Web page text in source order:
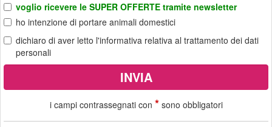
voglio ricevere le SUPER OFFERTE tramite newsletter
ho intenzione di portare animali domestici
dichiaro di aver letto l'informativa relativa al trattamento dei dati
personali
i campi contrassegnati con *sono obbligatori